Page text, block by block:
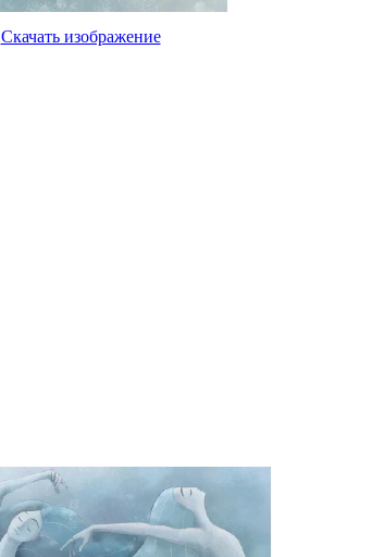
Скачать изображение